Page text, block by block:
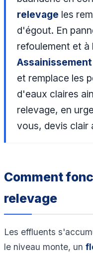
relevage les
d'égout. En
refoulement et
et remplace les
d'eaux claires
relevage, en
vous, devis clair
Comment
relevage
Les effluents
le niveau monte, un